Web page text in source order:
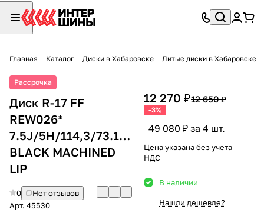
Главная Каталог Диски в Хабаровске Литые диски в Хабаровске
Рассрочка
Диск R-17 FF
REW026*
7.5J/5H/114,3/73.1/+35
BLACK MACHINED
LIP
0
Нет отзывов
Арт. 45530
12 270 ₽12 650 ₽
-3%
49 080 ₽ за 4 шт.
Цена указана без учета
НДС
В наличии
Нашли дешевле?